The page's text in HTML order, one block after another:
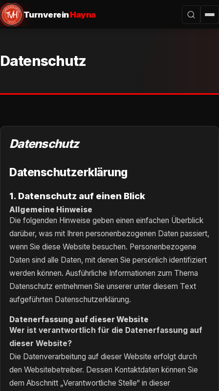
TurnvereinHayna
Datenschutz
Datenschutz
Datenschutzerklärung
1. Datenschutz auf einen Blick
Allgemeine Hinweise
Die folgenden Hinweise geben einen einfachen Überblick
darüber, was mit Ihren personenbezogenen Daten passiert,
wenn Sie diese Website besuchen. Personenbezogene
Daten sind alle Daten, mit denen Sie persönlich identifiziert
werden können. Ausführliche Informationen zum Thema
Datenschutz entnehmen Sie unserer unter diesem Text
aufgeführten Datenschutzerklärung.
Datenerfassung auf dieser Website
Wer ist verantwortlich für die Datenerfassung auf
dieser Website?
Die Datenverarbeitung auf dieser Website erfolgt durch
den Websitebetreiber. Dessen Kontaktdaten können Sie
dem Abschnitt „Verantwortliche Stelle“ in dieser